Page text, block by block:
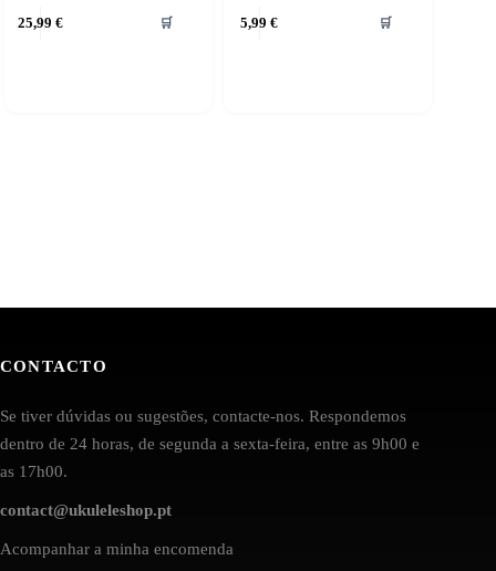
25,99 € 🛒 5,99€ 🛒
CONTACTO
Se tiver dúvidas ou sugestões, contacte-nos. Respondemos
dentro de 24 horas, de segunda a sexta-feira, entre as 9h00 e
as 17h00.
contact@ukuleleshop.pt
Acompanhar a minha encomenda